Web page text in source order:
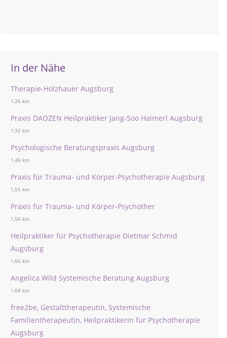
In der Nähe
Therapie-Holzhauer Augsburg
1,26 km
Praxis DAOZEN Heilpraktiker Jang-Soo Haimerl Augsburg
1,32 km
Psychologische Beratungspraxis Augsburg
1,46 km
Praxis für Trauma- und Körper-Psychotherapie Augsburg
1,55 km
Praxis für Trauma- und Körper-Psychother
1,56 km
Heilpraktiker für Psychotherapie Dietmar Schmid
Augsburg
1,66 km
Angelica Wild Systemische Beratung Augsburg
1,68 km
free2be, Gestalttherapeutin, Systemische
Familientherapeutin, Heilpraktikerin für Psychotherapie
Augsburg